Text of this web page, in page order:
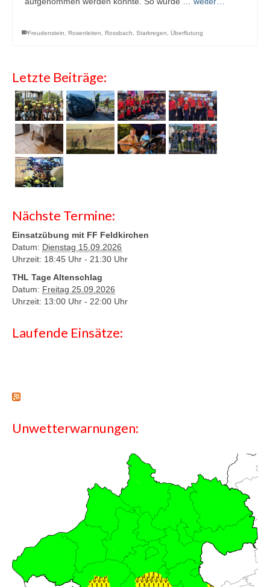
Freudenstein Rosenleiten Rossbach Starkregen Überflutung
Letzte Beiträge:
Nächste Termine:
Einsatzübung mit FF Feldkirchen
Datum: Dienstag 15.09.2026
Uhrzeit: 18:45 Uhr - 21:30 Uhr
THL Tage Altenschlag
Datum: Freitag 25.09.2026
Uhrzeit: 13:00 Uhr - 22:00 Uhr
Laufende Einsätze:
Unwetterwarnungen: